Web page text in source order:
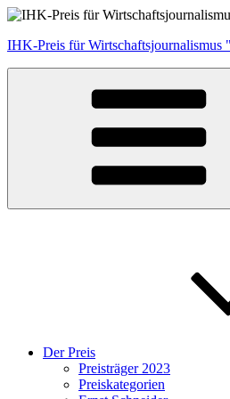
Zum
springen
IHK-Preis für Wirtschaftsjournalismus
Der Preis
Preisträger 2023
Preiskategorien